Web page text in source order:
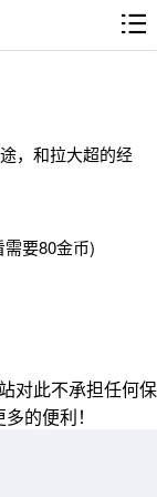
，和拉大超的经
需要80金币)
对此不承担任何保
的便利！